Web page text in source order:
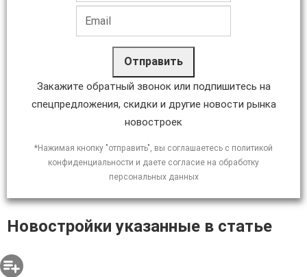
Отправить
Закажите обратный звонок или подпишитесь на
спецпредложения, скидки и другие новости рынка
новостроек
*Нажимая кнопку "отправить", вы соглашаетесь с политикой
конфиденциальности и даете согласие на обработку
персональных данных
Новостройки указанные в статье